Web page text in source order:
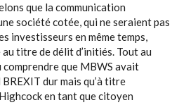
que la communication
société cotée, qui ne seraient pas
investisseurs en même temps,
titre de délit d’initiés. Tout au
comprendre que MBWS avait
dur mais qu’à titre
en tant que citoyen